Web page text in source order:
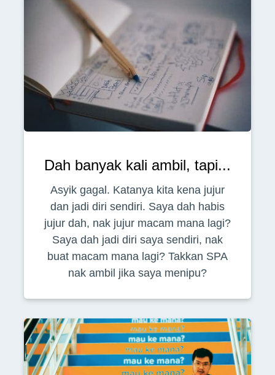
Dah banyak kali ambil, tapi...
Asyik gagal. Katanya kita kena jujur
dan jadi diri sendiri. Saya dah habis
jujur dah, nak jujur macam mana lagi?
Saya dah jadi diri saya sendiri, nak
buat macam mana lagi? Takkan SPA
nak ambil jika saya menipu?